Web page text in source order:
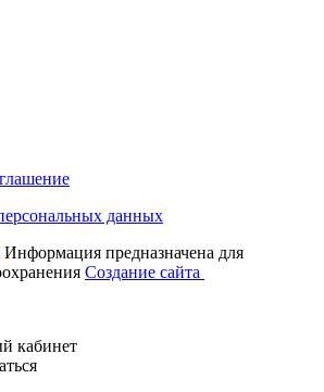
данных
Информация предназначена для
Создание сайта
кабинет